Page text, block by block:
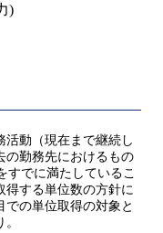
)
活動（現在まで継続し
の勤務先におけるもの
すでに満たしているこ
得する単位数の方針に
の単位取得の対象と